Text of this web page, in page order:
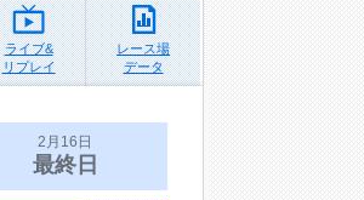
ライブ&
リプレイ
レース場
データ
2月16日
最終日